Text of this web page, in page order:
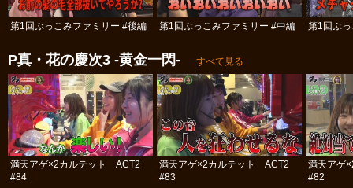
第1回ぶっこみファミリー #後編 第1回ぶっこみファミリー #中編 第1回ぶ
P真・花の慶次3 ‐黄金一閃‐ すべて見る
満天アゲ×2カルテット ACT2
#84
満天アゲ×2カルテット ACT2
#83
満天アゲ
#82